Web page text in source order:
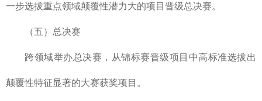
一步选拔重点领域颠覆性潜力大的项目晋级总决赛。
（五）总决赛
跨领域举办总决赛，从锦标赛晋级项目中高标准选拔出
颠覆性特征显著的大赛获奖项目。